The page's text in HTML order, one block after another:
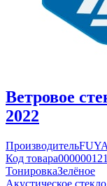
Ветровое
2022
Производитель
Код товара
ТонировкаЗелёное